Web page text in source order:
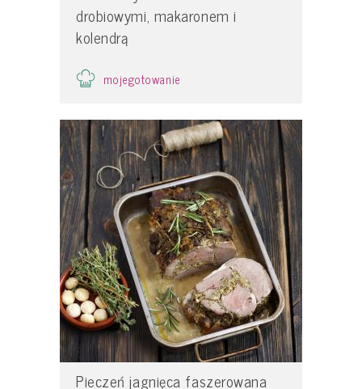
drobiowymi, makaronem i
kolendrą
mojegotowanie
Pieczeń jagnięca faszerowana